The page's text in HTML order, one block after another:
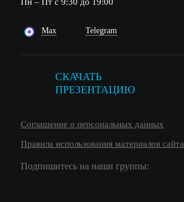
Max Telegram
СКАЧАТЬ
ПРЕЗЕНТАЦИЮ
Подпишитесь на наши группы:
Соглашение о персональных данных
Правила использования материалов сайта